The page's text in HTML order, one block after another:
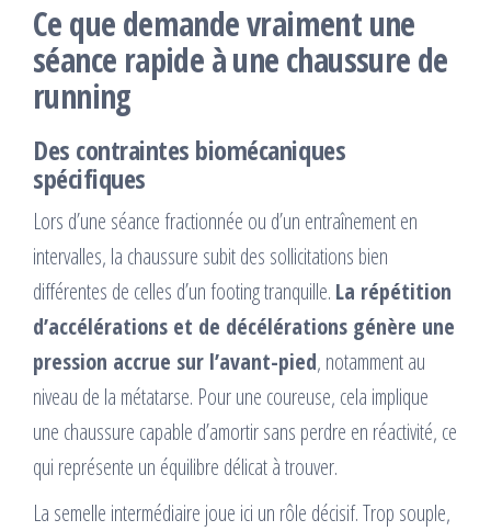
Ce que demande vraiment une
séance rapide à une chaussure de
running
Des contraintes biomécaniques
spécifiques
Lors d’une séance fractionnée ou d’un entraînement en
intervalles, la chaussure subit des sollicitations bien
différentes de celles d’un footing tranquille. La répétition
d’accélérations et de décélérations génère une
pression accrue sur l’avant-pied, notamment au
niveau de la métatarse. Pour une coureuse, cela implique
une chaussure capable d’amortir sans perdre en réactivité, ce
qui représente un équilibre délicat à trouver.
La semelle intermédiaire joue ici un rôle décisif. Trop souple,